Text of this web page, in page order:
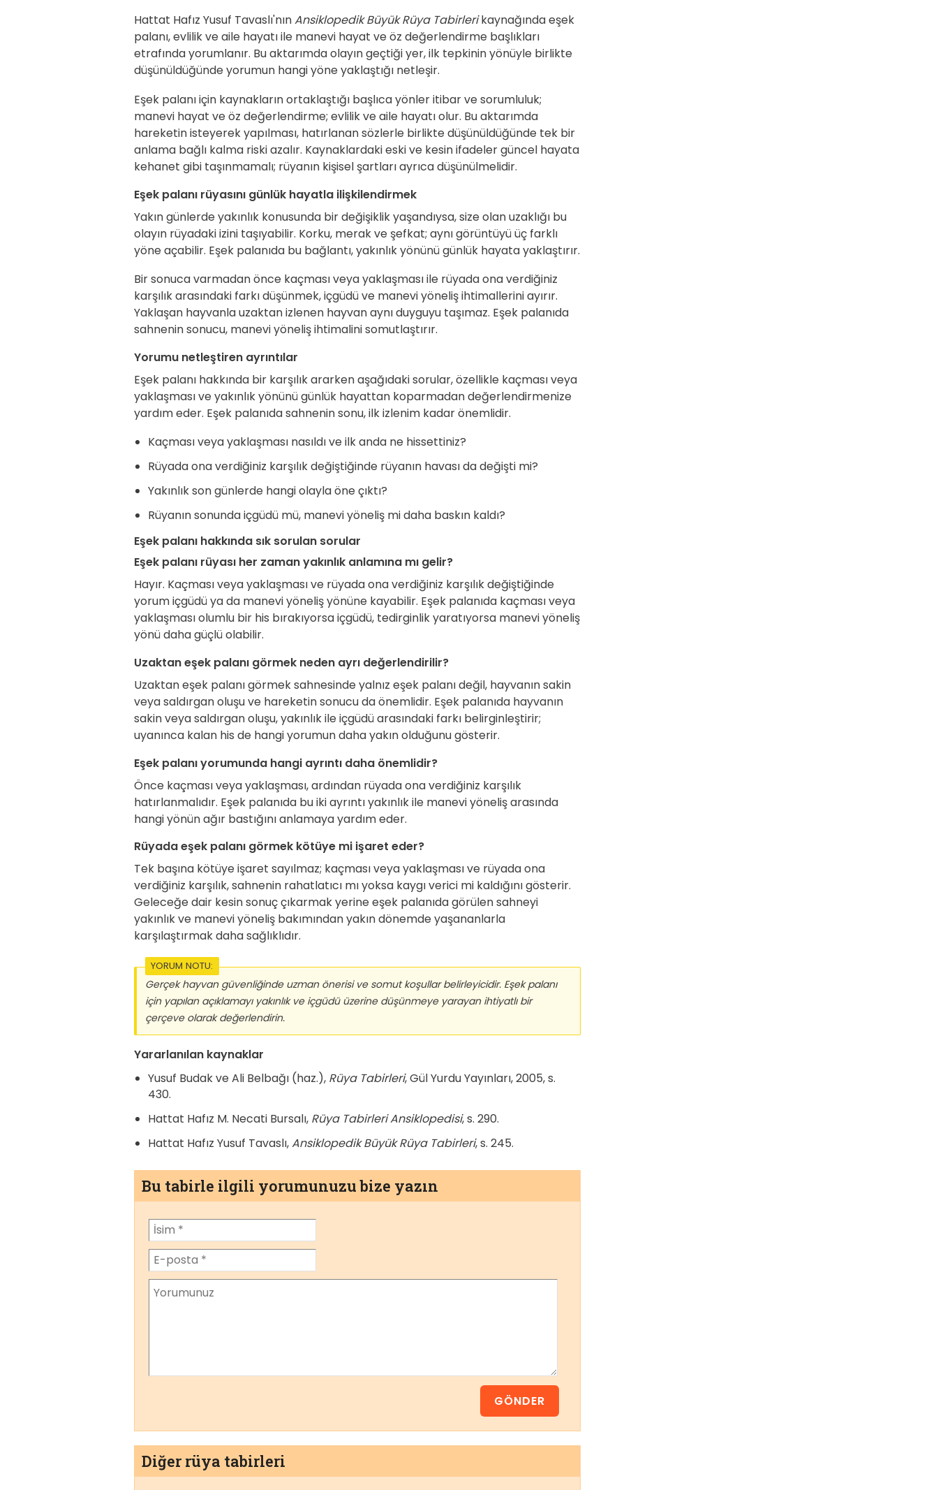
Hattat Hafız Yusuf Tavaslı'nınAnsiklopedik Büyük Rüya Tabirlerikaynağında eşek
palanı, evlilik ve aile hayatı ile manevi hayat ve öz değerlendirme başlıkları
etrafında yorumlanır. Bu aktarımda olayın geçtiği yer, ilk tepkinin yönüyle birlikte
düşünüldüğünde yorumun hangi yöne yaklaştığı netleşir.
Eşek palanı için kaynakların ortaklaştığı başlıca yönler itibar ve sorumluluk;
manevi hayat ve öz değerlendirme; evlilik ve aile hayatı olur. Bu aktarımda
hareketin isteyerek yapılması, hatırlanan sözlerle birlikte düşünüldüğünde tek bir
anlama bağlı kalma riski azalır. Kaynaklardaki eski ve kesin ifadeler güncel hayata
kehanet gibi taşınmamalı; rüyanın kişisel şartları ayrıca düşünülmelidir.
Eşek palanı rüyasını günlük hayatla ilişkilendirmek
Yakın günlerde yakınlık konusunda bir değişiklik yaşandıysa, size olan uzaklığı bu
olayın rüyadaki izini taşıyabilir. Korku, merak ve şefkat; aynı görüntüyü üç farklı
yöne açabilir. Eşek palanıda bu bağlantı, yakınlık yönünü günlük hayata yaklaştırır.
Bir sonuca varmadan önce kaçması veya yaklaşması ile rüyada ona verdiğiniz
karşılık arasındaki farkı düşünmek, içgüdü ve manevi yöneliş ihtimallerini ayırır.
Yaklaşan hayvanla uzaktan izlenen hayvan aynı duyguyu taşımaz. Eşek palanıda
sahnenin sonucu, manevi yöneliş ihtimalini somutlaştırır.
Yorumu netleştiren ayrıntılar
Eşek palanı hakkında bir karşılık ararken aşağıdaki sorular, özellikle kaçması veya
yaklaşması ve yakınlık yönünü günlük hayattan koparmadan değerlendirmenize
yardım eder. Eşek palanıda sahnenin sonu, ilk izlenim kadar önemlidir.
Kaçması veya yaklaşması nasıldı ve ilk anda ne hissettiniz?
Rüyada ona verdiğiniz karşılık değiştiğinde rüyanın havası da değişti mi?
Yakınlık son günlerde hangi olayla öne çıktı?
Rüyanın sonunda içgüdü mü, manevi yöneliş mi daha baskın kaldı?
Eşek palanı hakkında sık sorulan sorular
Eşek palanı rüyası her zaman yakınlık anlamına mı gelir?
Hayır. Kaçması veya yaklaşması ve rüyada ona verdiğiniz karşılık değiştiğinde
yorum içgüdü ya da manevi yöneliş yönüne kayabilir. Eşek palanıda kaçması veya
yaklaşması olumlu bir his bırakıyorsa içgüdü, tedirginlik yaratıyorsa manevi yöneliş
yönü daha güçlü olabilir.
Uzaktan eşek palanı görmek neden ayrı değerlendirilir?
Uzaktan eşek palanı görmek sahnesinde yalnız eşek palanı değil, hayvanın sakin
veya saldırgan oluşu ve hareketin sonucu da önemlidir. Eşek palanıda hayvanın
sakin veya saldırgan oluşu, yakınlık ile içgüdü arasındaki farkı belirginleştirir;
uyanınca kalan his de hangi yorumun daha yakın olduğunu gösterir.
Eşek palanı yorumunda hangi ayrıntı daha önemlidir?
Önce kaçması veya yaklaşması, ardından rüyada ona verdiğiniz karşılık
hatırlanmalıdır. Eşek palanıda bu iki ayrıntı yakınlık ile manevi yöneliş arasında
hangi yönün ağır bastığını anlamaya yardım eder.
Rüyada eşek palanı görmek kötüye mi işaret eder?
Tek başına kötüye işaret sayılmaz; kaçması veya yaklaşması ve rüyada ona
verdiğiniz karşılık, sahnenin rahatlatıcı mı yoksa kaygı verici mi kaldığını gösterir.
Geleceğe dair kesin sonuç çıkarmak yerine eşek palanıda görülen sahneyi
yakınlık ve manevi yöneliş bakımından yakın dönemde yaşananlarla
karşılaştırmak daha sağlıklıdır.
YORUM NOTU:
Gerçek hayvan güvenliğinde uzman önerisi ve somut koşullar belirleyicidir. Eşek palanı
için yapılan açıklamayı yakınlık ve içgüdü üzerine düşünmeye yarayan ihtiyatlı bir
çerçeve olarak değerlendirin.
Yararlanılan kaynaklar
Yusuf Budak ve Ali Belbağı (haz.), Rüya Tabirleri, Gül Yurdu Yayınları, 2005, s.
430.
Hattat Hafız M. Necati Bursalı, Rüya Tabirleri Ansiklopedisi, s. 290.
Hattat Hafız Yusuf Tavaslı,Ansiklopedik Büyük Rüya Tabirleri, s. 245.
Bu tabirle ilgili yorumunuzu bize yazın
Diğer rüya tabirleri